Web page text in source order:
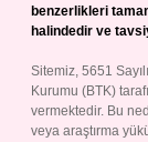
benzerlikleri
halindedir ve
Sitemiz, 5651
Kurumu (BTK)
vermektedir. Bu
veya araştırma